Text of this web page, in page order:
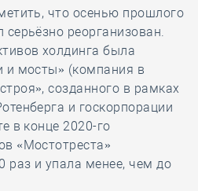
что осенью прошлого
реорганизован.
холдинга была
и мосты» (компания в
созданного в рамках
и госкорпорации
в конце 2020-го
«Мостотреста»
раз и упала менее, чем до